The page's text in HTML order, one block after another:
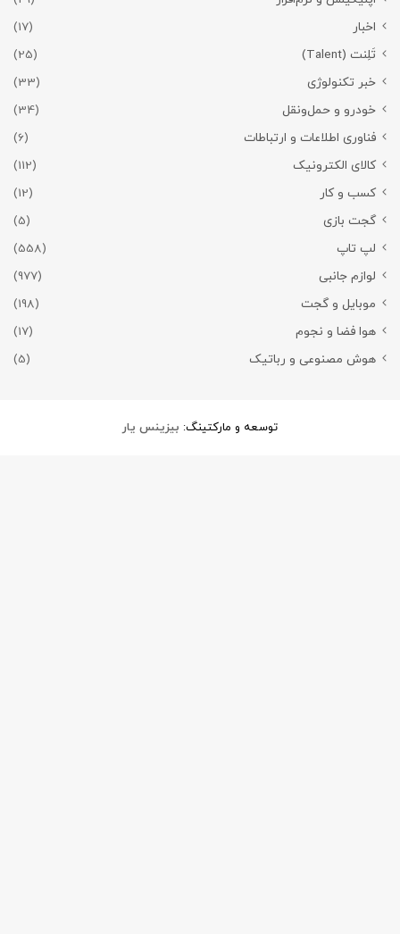
اخبار
(17)
تَلِنت (Talent)
(25)
خبر تکنولوژی
(33)
خودرو و حمل‌و‌نقل
(34)
فناوری اطلاعات و ارتباطات
(6)
کالای الکترونیک
(112)
کسب و کار
(12)
گجت بازی
(5)
لپ تاپ
(558)
لوازم جانبی
(977)
موبایل و گجت
(198)
هوا فضا و نجوم
(17)
هوش مصنوعی و رباتیک
(5)
توسعه و مارکتینگ: بیزینس یار